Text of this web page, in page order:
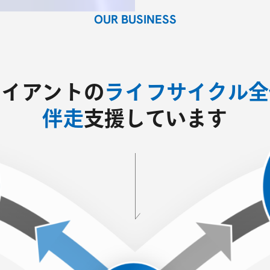
OUR BUSINESS
アントのライフサイクル
伴走支援しています